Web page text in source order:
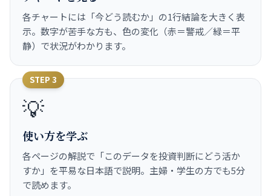
各チャートには「今どう読むか」の1行結論を大きく表
示。数字が苦手な方も、色の変化（赤＝警戒／緑＝平
静）で状況がわかります。
STEP 3
💡
使い方を学ぶ
各ページの解説で「このデータを投資判断にどう活か
すか」を平易な日本語で説明。主婦・学生の方でも5分
で読めます。